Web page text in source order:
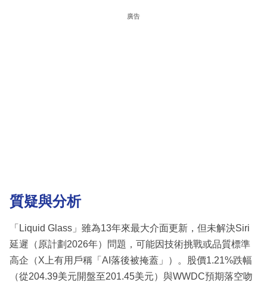
廣告
質疑與分析
「Liquid Glass」雖為13年來最大介面更新，但未解決Siri
延遲（原計劃2026年）問題，可能因技術挑戰或品質標準
高企（X上有用戶稱「AI落後被掩蓋」）。股價1.21%跌幅
（從204.39美元開盤至201.45美元）與WWDC預期落空吻